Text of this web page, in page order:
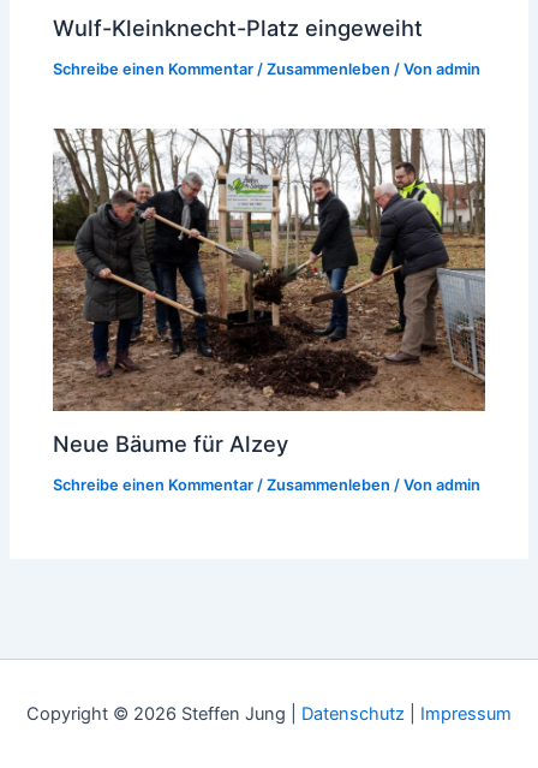
Wulf-Kleinknecht-Platz eingeweiht
Schreibe einen Kommentar /Zusammenleben / Vonadmin
Neue Bäume für Alzey
Schreibe einen Kommentar /Zusammenleben / Vonadmin
Copyright © 2026 Steffen Jung | Datenschutz Impressum